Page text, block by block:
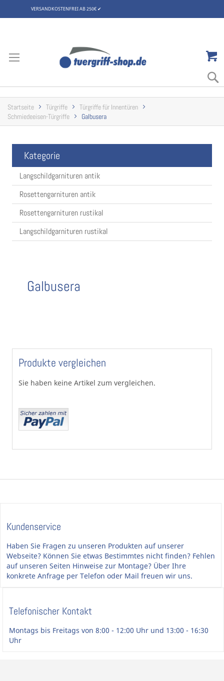
VERSANDKOSTENFREI AB 250€ ✔
springen
Startseite Türgriffe
Türgriffe für Innentüren
Schmiedeeisen-Türgriffe
Galbusera
Galbusera
Kategorie
Langschildgarnituren antik
Rosettengarnituren antik
Rosettengarnituren rustikal
Langschildgarnituren rustikal
Produkte vergleichen
Sie haben keine Artikel zum vergleichen.
Kundenservice
Haben Sie Fragen zu unseren Produkten auf unserer
Webseite? Können Sie etwas Bestimmtes nicht finden? Fehlen
auf unseren Seiten Hinweise zur Montage? Über Ihre
konkrete Anfrage per Telefon oder Mail freuen wir uns.
Telefonischer Kontakt
Montags bis Freitags von 8:00 - 12:00 Uhr und 13:00 - 16:30
Uhr